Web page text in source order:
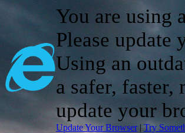
You are using
Please update
Using an
a safer, faster,
update your
Update Your Browser| Try